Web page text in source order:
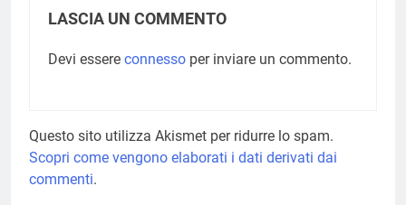
LASCIA UN COMMENTO
Devi essere connesso per inviare un commento.
Questo sito utilizza Akismet per ridurre lo spam.
Scopri come vengono elaborati i dati derivati dai
commenti.